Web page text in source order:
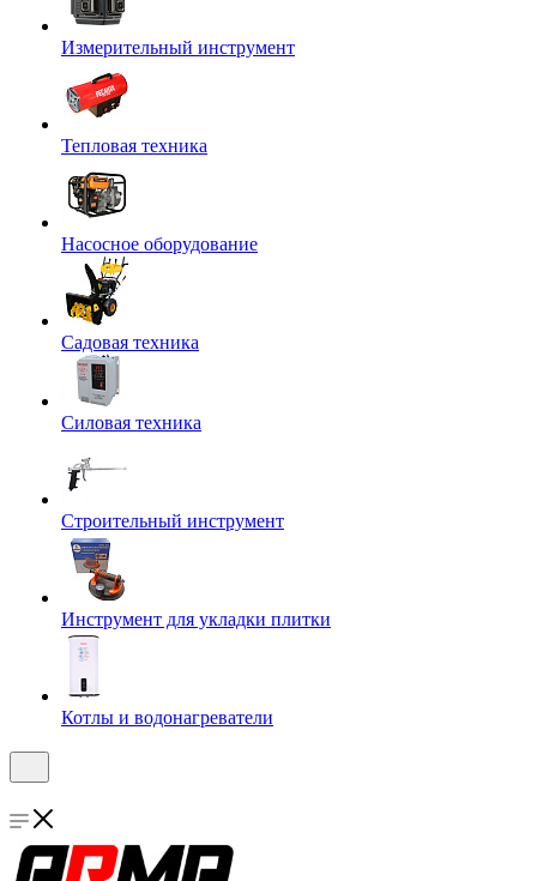
Измерительный инструмент
Тепловая техника
Насосное оборудование
Садовая техника
Силовая техника
Строительный инструмент
Инструмент для укладки плитки
Котлы и водонагреватели